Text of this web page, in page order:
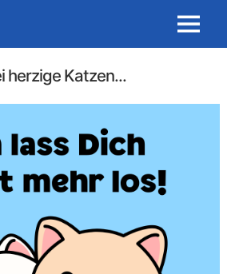
Menu
herzige Katzen...